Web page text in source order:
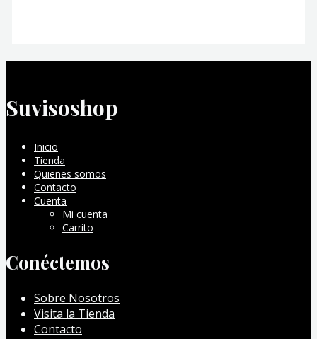
Suvisoshop
Inicio
Tienda
Quienes somos
Contacto
Cuenta
Mi cuenta
Carrito
Conéctemos
Sobre Nosotros
Visita la Tienda
Contacto